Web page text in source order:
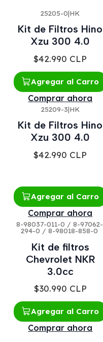
25205-0|HK
Kit de Filtros Hino
Xzu 300 4.0
$42.990 CLP
Agregar al Carro
Comprar ahora
25209-3|HK
Kit de Filtros Hino
Xzu 300 4.0
$42.990 CLP
Agregar al Carro
Comprar ahora
8-98037-011-0 / 8-97062-
294-0 / 8-98018-858-0
Kit de filtros
Chevrolet NKR
3.0cc
$30.990 CLP
Agregar al Carro
Comprar ahora